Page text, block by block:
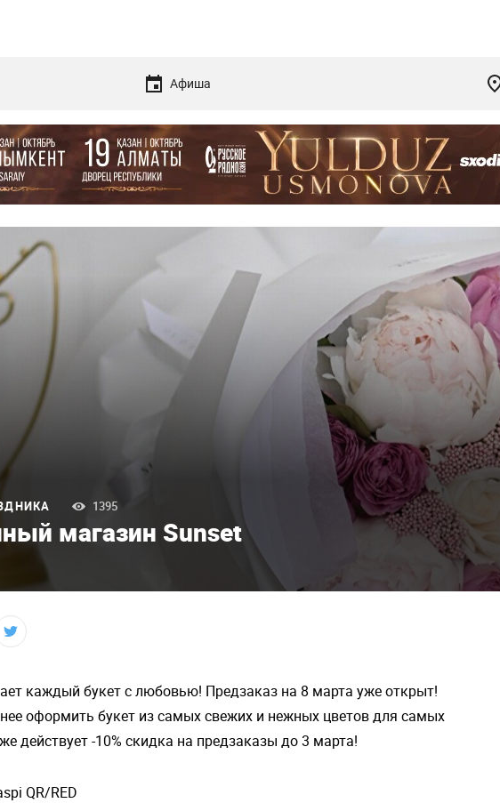
Афиша
1395
магазин Sunset
каждый букет с любовью! Предзаказ на 8 марта уже открыт!
оформить букет из самых свежих и нежных цветов для самых
действует -10% скидка на предзаказы до 3 марта!
QR/RED